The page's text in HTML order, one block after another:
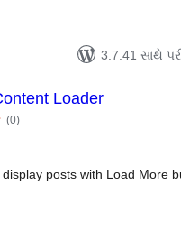
3.7.41 સાથે
Loader
(0કુલ
રેટિંગ્સ
)
posts with Load More